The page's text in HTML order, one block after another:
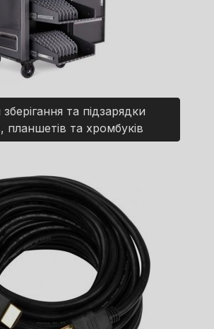
та підзарядки
планшетів та хромбуків